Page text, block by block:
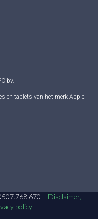
bv.
en tablets van het merk Apple.
– Disclaimer,
policy